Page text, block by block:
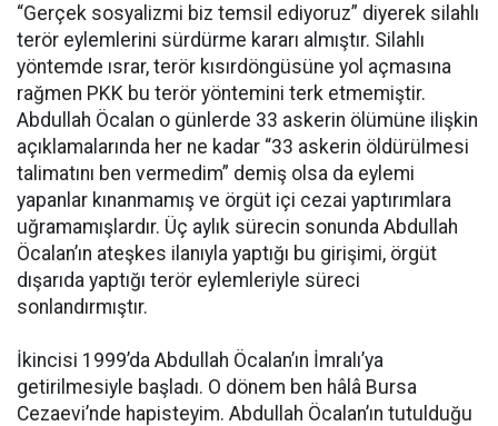
“Gerçek sosyalizmi biz temsil ediyoruz” diyerek silahlı
terör eylemlerini sürdürme kararı almıştır. Silahlı
yöntemde ısrar, terör kısırdöngüsüne yol açmasına
rağmen PKK bu terör yöntemini terk etmemiştir.
Abdullah Öcalan o günlerde 33 askerin ölümüne ilişkin
açıklamalarında her ne kadar “33 askerin öldürülmesi
talimatını ben vermedim” demiş olsa da eylemi
yapanlar kınanmamış ve örgüt içi cezai yaptırımlara
uğramamışlardır. Üç aylık sürecin sonunda Abdullah
Öcalan’ın ateşkes ilanıyla yaptığı bu girişimi, örgüt
dışarıda yaptığı terör eylemleriyle süreci
sonlandırmıştır.
İkincisi 1999’da Abdullah Öcalan’ın İmralı’ya
getirilmesiyle başladı. O dönem ben hâlâ Bursa
Cezaevi’nde hapisteyim. Abdullah Öcalan’ın tutulduğu